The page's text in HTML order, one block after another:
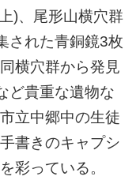
)、尾形山横穴群
された青銅鏡3枚
横穴群から発見
ど貴重な遺物な
立中郷中の生徒
書きのキャプシ
彩っている。